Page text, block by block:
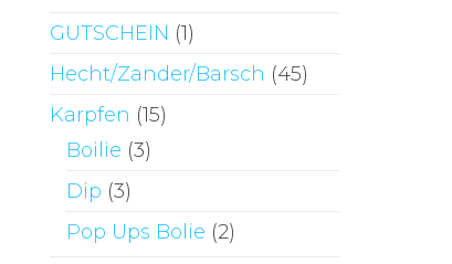
GUTSCHEIN (1)
Hecht/Zander/Barsch (45)
Karpfen (15)
Boilie (3)
Dip (3)
Pop Ups Bolie (2)